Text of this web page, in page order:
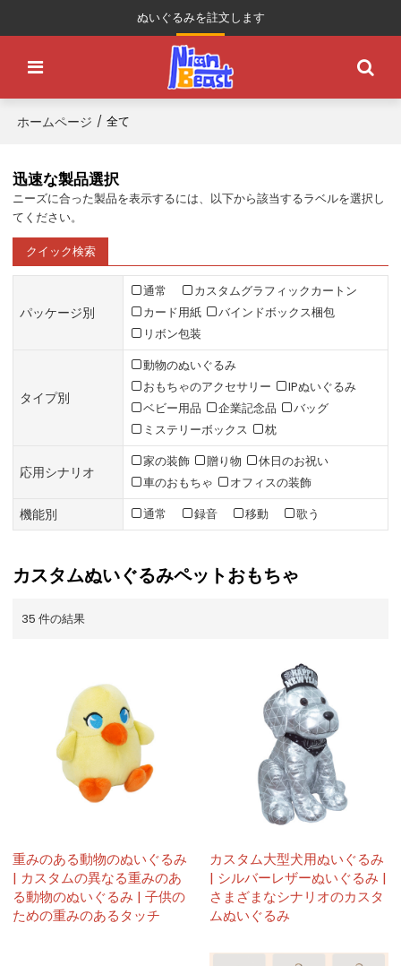
ぬいぐるみを註文します
ホームページ / 全て
迅速な製品選択
ニーズに合った製品を表示するには、以下から該当するラベルを選択し
てください。
クイック検索
パッケージ別
通常
カスタムグラフィックカートン
カード用紙
バインドボックス梱包
リボン包装
タイプ別
動物のぬいぐるみ
おもちゃのアクセサリー
IPぬいぐるみ
ベビー用品
企業記念品
バッグ
ミステリーボックス
枕
応用シナリオ
家の装飾 贈り物
休日のお祝い
車のおもちゃ
オフィスの装飾
機能別 通常 録音 移動 歌う
カスタムぬいぐるみペットおもちゃ
35 件の結果
重みのある動物のぬいぐるみ
| カスタムの異なる重みのあ
る動物のぬいぐるみ | 子供の
ための重みのあるタッチ
カスタム大型犬用ぬいぐるみ
| シルバーレザーぬいぐるみ |
さまざまなシナリオのカスタ
ムぬいぐるみ